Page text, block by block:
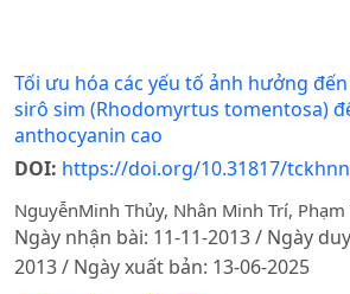
Tối ưu hóa các yếu tố ảnh hưởng
sirô sim (Rhodomyrtus tomentosa)
anthocyanin cao
DOI: https://doi.org/10.31817/
NguyễnMinh Thủy, Nhân Minh Trí,
Ngày nhận bài: 11-11-2013 / Ngày
2013 / Ngày xuất bản: 13-06-2025